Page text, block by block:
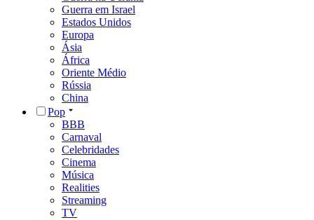
Guerra em Israel
Estados Unidos
Europa
Ásia
África
Oriente Médio
Rússia
China
Pop
BBB
Carnaval
Celebridades
Cinema
Música
Realities
Streaming
TV